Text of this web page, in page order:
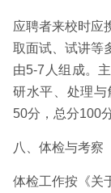
应聘者来校时应
取面试、试讲等
由5-7人组成。
研水平、处理
50分，总分100分
八、体检与考察
体检工作按《关